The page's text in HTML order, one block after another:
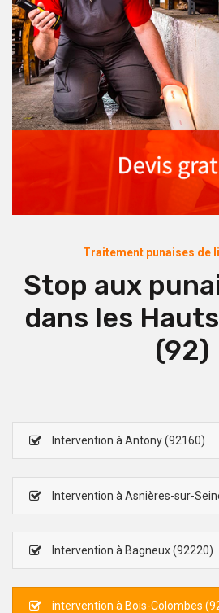
Traitement punaises de
Stop aux
dans les
(92)
Intervention à Antony (92160)
Intervention à Asnières-sur-
Intervention à Bagneux (92220)
intervention à Bois-Colombes